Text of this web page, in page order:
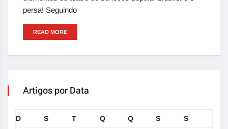
persa! Seguindo
READ MORE
Artigos por Data
D S T Q Q S S